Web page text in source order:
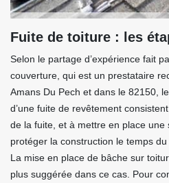
Fuite de toiture : les
Selon le partage d’expérience fait
couverture, qui est un prestataire
Amans Du Pech et dans le 82150,
d’une fuite de revêtement
de la fuite, et à mettre en place
protéger la construction le temps
La mise en place de bâche sur
plus suggérée dans ce cas. Pour